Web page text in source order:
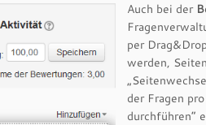
Auch bei der
per
werden,
der Fragen
durchführen“